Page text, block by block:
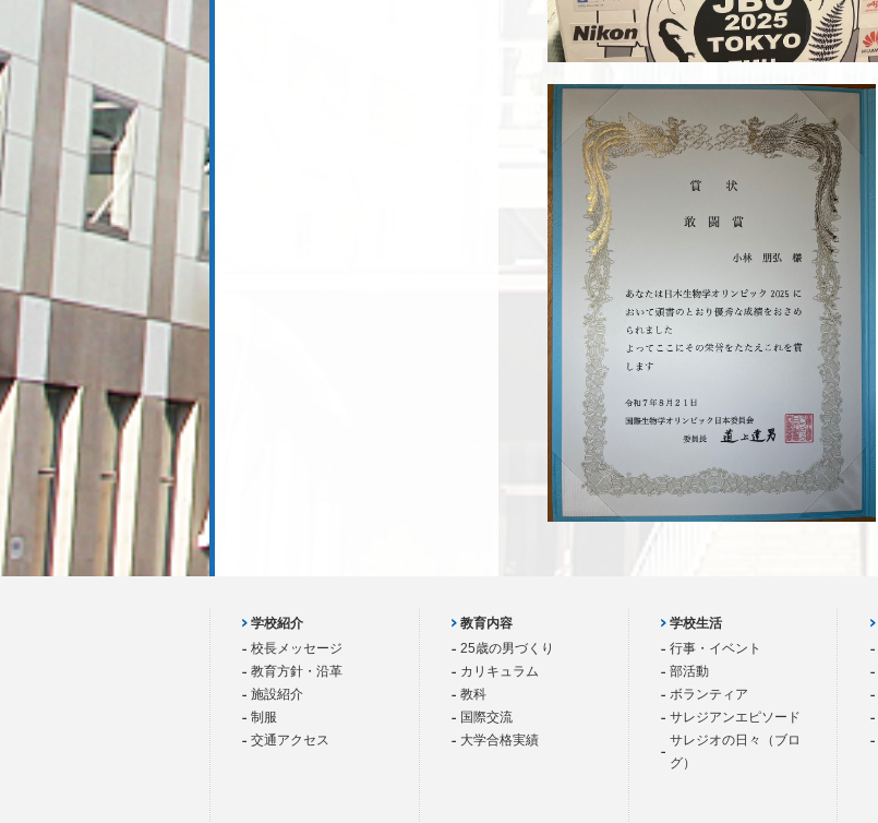
学校紹介
校長メッセージ
教育方針・沿革
施設紹介
制服
交通アクセス
教育内容
25歳の男づくり
カリキュラム
教科
国際交流
大学合格実績
学校生活
行事・イベント
部活動
ボランティア
サレジアンエピソード
サレジオの日々（ブロ
グ）